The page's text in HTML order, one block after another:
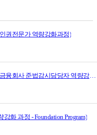
권전문가 역량강화과정)
3월 교육과정 상세(컴플라이언스 직무과정- 금융회사 준법감시담당자 역량강화과정)
화 과정 - Foundation Program)